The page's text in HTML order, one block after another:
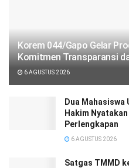
Korem 044/Gapo Gelar
Komitmen Transparansi
6 AGUSTUS 2026
Dua
Hakim
Perlengkapan
6 AGUSTUS 2026
Satgas TMMD